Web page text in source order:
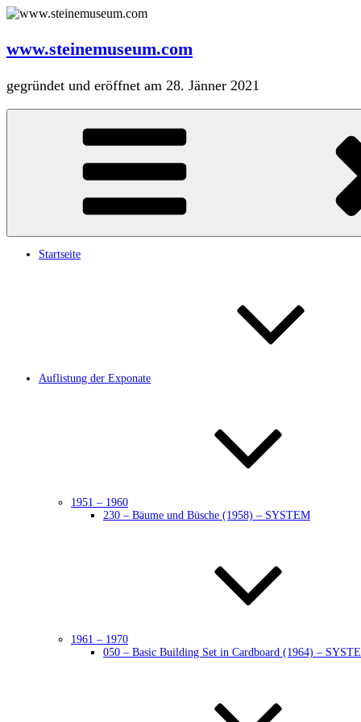
Zum
www.steinemuseum.com
gegründet und eröffnet am 28. Jänner 2021
Startseite
Auflistung der Exponate
1951 – 1960
230 – Bäume und Büsche (1958) – SYSTEM
1961 – 1970
050 – Basic Building Set in Cardboard (1964) –